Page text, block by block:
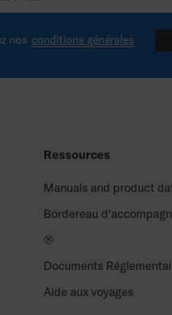
nos conditions générales
Ressources
Manuals and product
Bordereau
®
Documents
Aide aux voyages